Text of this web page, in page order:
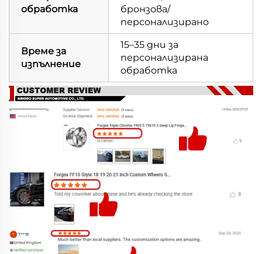
обработка
бронзова/
персонализирано
Време за
изпълнение
15–35 дни за
персонализирана
обработка